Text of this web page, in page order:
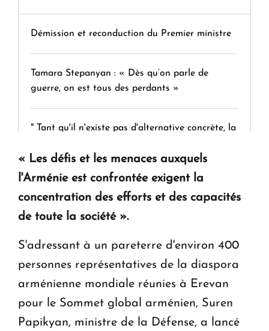
Démission et reconduction du Premier ministre
Tamara Stepanyan : « Dès qu’on parle de
guerre, on est tous des perdants »
" Tant qu'il n'existe pas d'alternative concrète, la
KASA : 30 ans d'audace, de résilience et d'avenir
en Arménie
Le premier hôtel Hyatt Regency d'Arménie
ouvrira ses portes à Dilijan
« Les défis et les menaces auxquels
l'Arménie est confrontée exigent la
concentration des efforts et des capacités
de toute la société ».
S'adressant à un pareterre d'environ 400
personnes représentatives de la diaspora
arménienne mondiale réunies à Erevan
pour le Sommet global arménien, Suren
Papikyan, ministre de la Défense, a lancé